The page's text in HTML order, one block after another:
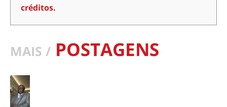
créditos.
MAIS / POSTAGENS